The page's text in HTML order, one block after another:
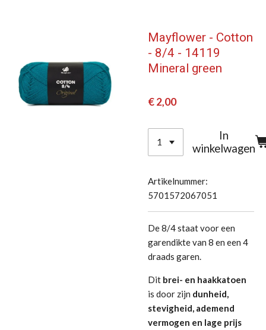
Mayflower - Cotton
- 8/4 - 14119
Mineral green
€ 2,00
In
winkelwagen
Artikelnummer:
5701572067051
De 8/4 staat voor een
garendikte van 8 en een 4
draads garen.
Dit brei- en haakkatoen
is door zijn dunheid,
stevigheid, ademend
vermogen en lage prijs